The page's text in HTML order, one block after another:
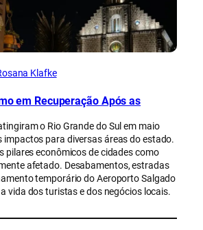
Klafke
em Recuperação Após as
o Rio Grande do Sul em maio
impactos para diversas áreas do estado.
pilares econômicos de cidades como
afetado. Desabamentos, estradas
temporário do Aeroporto Salgado
vida dos turistas e dos negócios locais.